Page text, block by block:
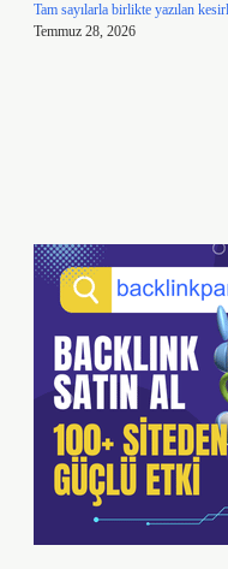
Tam sayılarla birlikte yazılan
Temmuz 28, 2026